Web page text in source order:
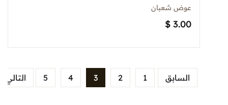
عوض شعبان
$ 3.00
السابق 1
2
3
4
5 التالي